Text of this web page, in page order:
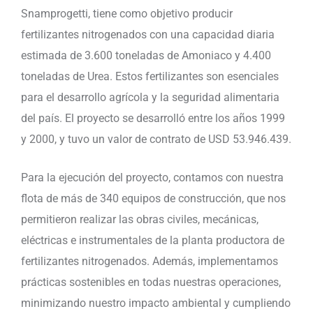
Snamprogetti, tiene como objetivo producir
fertilizantes nitrogenados con una capacidad diaria
estimada de 3.600 toneladas de Amoniaco y 4.400
toneladas de Urea. Estos fertilizantes son esenciales
para el desarrollo agrícola y la seguridad alimentaria
del país. El proyecto se desarrolló entre los años 1999
y 2000, y tuvo un valor de contrato de USD 53.946.439.
Para la ejecución del proyecto, contamos con nuestra
flota de más de 340 equipos de construcción, que nos
permitieron realizar las obras civiles, mecánicas,
eléctricas e instrumentales de la planta productora de
fertilizantes nitrogenados. Además, implementamos
prácticas sostenibles en todas nuestras operaciones,
minimizando nuestro impacto ambiental y cumpliendo